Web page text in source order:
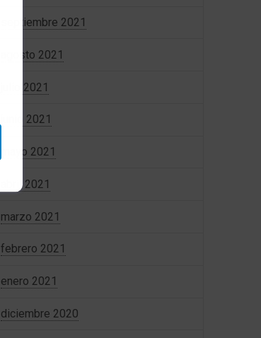
septiembre 2021
agosto 2021
julio 2021
junio 2021
mayo 2021
abril 2021
marzo 2021
febrero 2021
enero 2021
diciembre 2020